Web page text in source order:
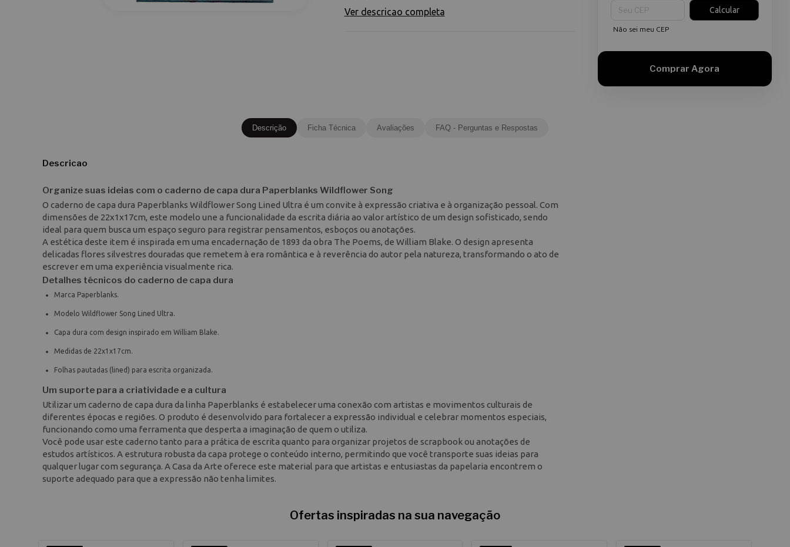
Ver descricao completa
Calcular
Não sei meu CEP
Descrição Ficha Técnica Avaliações FAQ - Perguntas e Respostas
Descricao
Organize suas ideias com o caderno de capa dura Paperblanks Wildflower Song
O caderno de capa dura Paperblanks Wildflower Song Lined Ultra é um convite à expressão criativa e à organização pessoal. Com
dimensões de 22x1x17cm, este modelo une a funcionalidade da escrita diária ao valor artístico de um design sofisticado, sendo
ideal para quem busca um espaço seguro para registrar pensamentos, esboços ou anotações.
A estética deste item é inspirada em uma encadernação de 1893 da obra The Poems, de William Blake. O design apresenta
delicadas flores silvestres douradas que remetem à era romântica e à reverência do autor pela natureza, transformando o ato de
escrever em uma experiência visualmente rica.
Detalhes técnicos do caderno de capa dura
Marca Paperblanks.
Modelo Wildflower Song Lined Ultra.
Capa dura com design inspirado em William Blake.
Medidas de 22x1x17cm.
Folhas pautadas (lined) para escrita organizada.
Um suporte para a criatividade e a cultura
Utilizar um caderno de capa dura da linha Paperblanks é estabelecer uma conexão com artistas e movimentos culturais de
diferentes épocas e regiões. O produto é desenvolvido para fortalecer a expressão individual e celebrar momentos especiais,
funcionando como uma ferramenta que desperta a imaginação de quem o utiliza.
Você pode usar este caderno tanto para a prática de escrita quanto para organizar projetos de scrapbook ou anotações de
estudos artísticos. A estrutura robusta da capa protege o conteúdo interno, permitindo que você transporte suas ideias para
qualquer lugar com segurança. A Casa da Arte oferece este material para que artistas e entusiastas da papelaria encontrem o
suporte adequado para que a expressão não tenha limites.
Ofertas inspiradas na sua navegação